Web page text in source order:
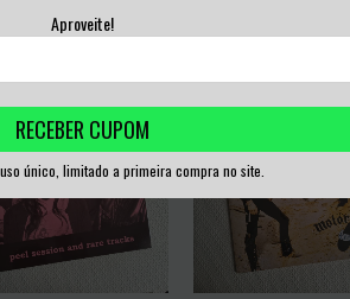
Aproveite!
RECEBER CUPOM
único, limitado a primeira compra no site.
R$106,67sem juros